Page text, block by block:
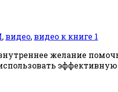
,видео,видео к книге 1
желание